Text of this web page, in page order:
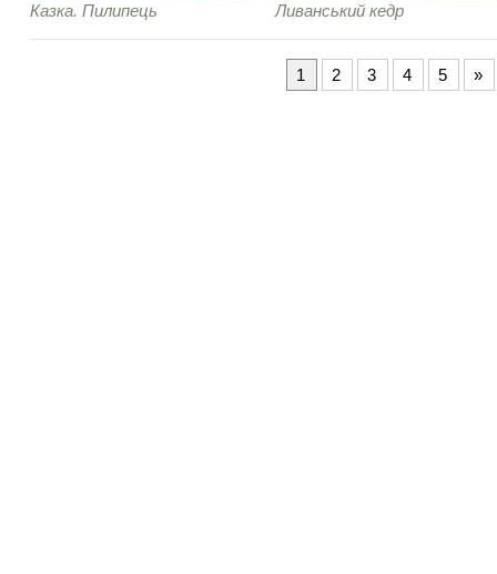
Казка. Пилипець Ливанський кедр
1 2 3 4 5 »